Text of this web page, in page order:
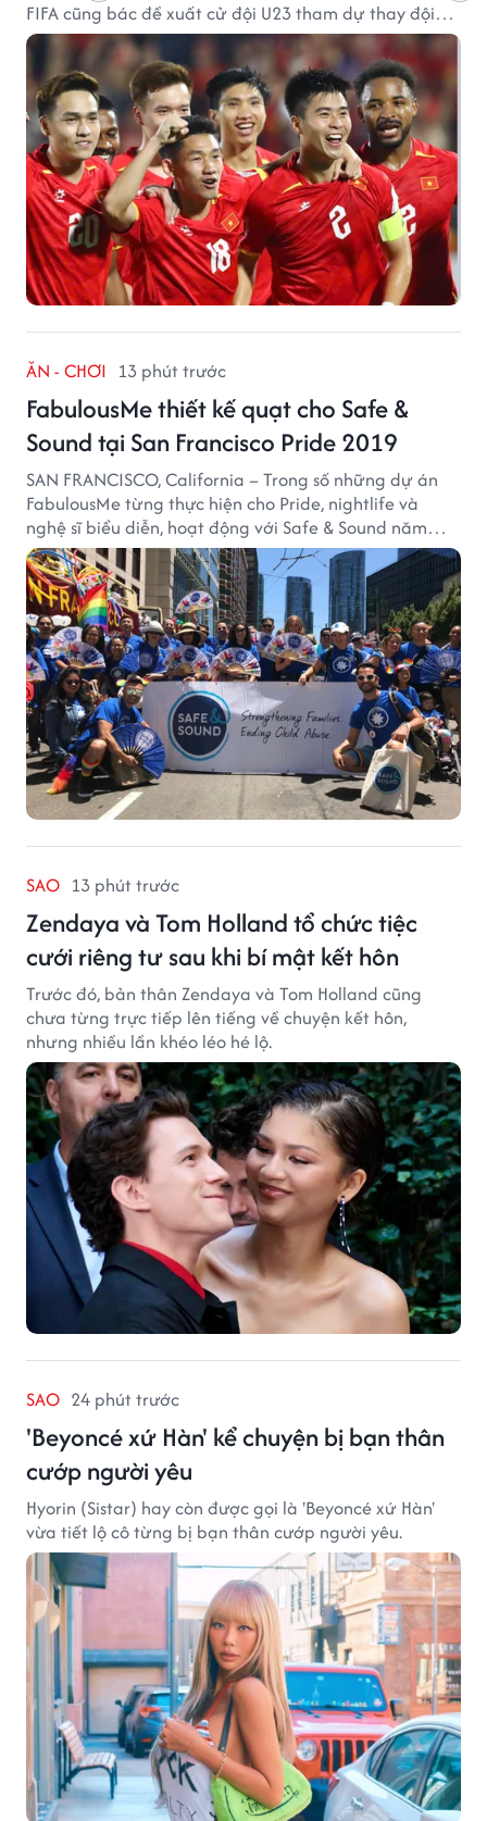
FIFA cũng bác đề xuất cử đội U23 tham dự thay đội
tuyển quốc gia.
ĂN - CHƠI 13 phút trước
FabulousMe thiết kế quạt cho Safe &
Sound tại San Francisco Pride 2019
SAN FRANCISCO, California – Trong số những dự án
FabulousMe từng thực hiện cho Pride, nightlife và
nghệ sĩ biểu diễn, hoạt động với Safe & Sound năm
2019 mang một bối cảnh khác biệt. Safe & Sound là tổ
chức phi lợi nhuận tại San Francisco hoạt động trong
lĩnh vực phòng ngừa bạo hành trẻ em, hỗ trợ gia đình
và xây dựng môi trường an toàn cho trẻ em.
SAO 13 phút trước
Zendaya và Tom Holland tổ chức tiệc
cưới riêng tư sau khi bí mật kết hôn
Trước đó, bản thân Zendaya và Tom Holland cũng
chưa từng trực tiếp lên tiếng về chuyện kết hôn,
nhưng nhiều lần khéo léo hé lộ.
SAO 24 phút trước
'Beyoncé xứ Hàn' kể chuyện bị bạn thân
cướp người yêu
Hyorin (Sistar) hay còn được gọi là 'Beyoncé xứ Hàn'
vừa tiết lộ cô từng bị bạn thân cướp người yêu.